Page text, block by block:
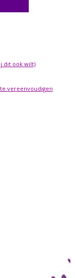
dit ook wilt)
vereenvoudigen